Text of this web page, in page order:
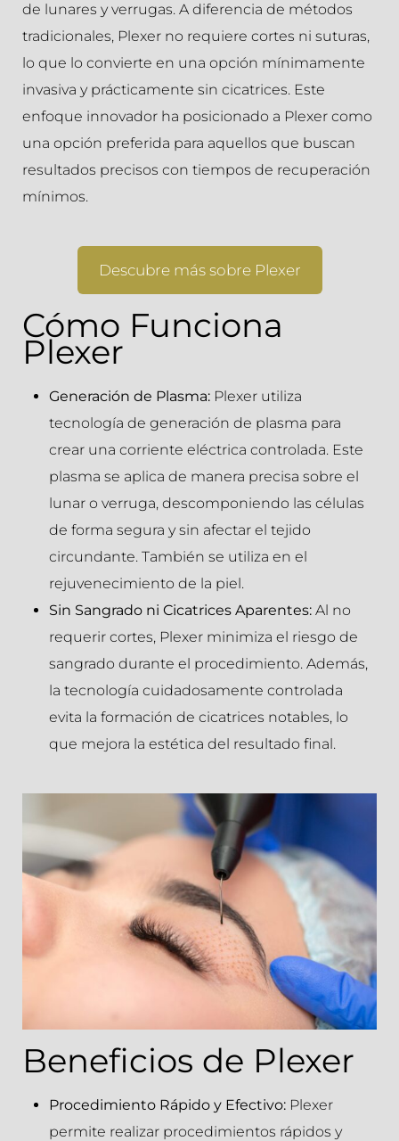
de lunares y verrugas. A diferencia de métodos
tradicionales, Plexer no requiere cortes ni suturas,
lo que lo convierte en una opción mínimamente
invasiva y prácticamente sin cicatrices. Este
enfoque innovador ha posicionado a Plexer como
una opción preferida para aquellos que buscan
resultados precisos con tiempos de recuperación
mínimos.
Descubre más sobre Plexer
Cómo Funciona
Plexer
Generación de Plasma: Plexer utiliza
tecnología de generación de plasma para
crear una corriente eléctrica controlada. Este
plasma se aplica de manera precisa sobre el
lunar o verruga, descomponiendo las células
de forma segura y sin afectar el tejido
circundante. También se utiliza en el
rejuvenecimiento de la piel.
Sin Sangrado ni Cicatrices Aparentes: Al no
requerir cortes, Plexer minimiza el riesgo de
sangrado durante el procedimiento. Además,
la tecnología cuidadosamente controlada
evita la formación de cicatrices notables, lo
que mejora la estética del resultado final.
Beneficios de Plexer
Procedimiento Rápido y Efectivo: Plexer
permite realizar procedimientos rápidos y